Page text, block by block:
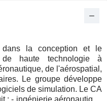
la conception et le
de haute technologie à
de l'aérospatial,
Le groupe développe
de simulation. Le CA